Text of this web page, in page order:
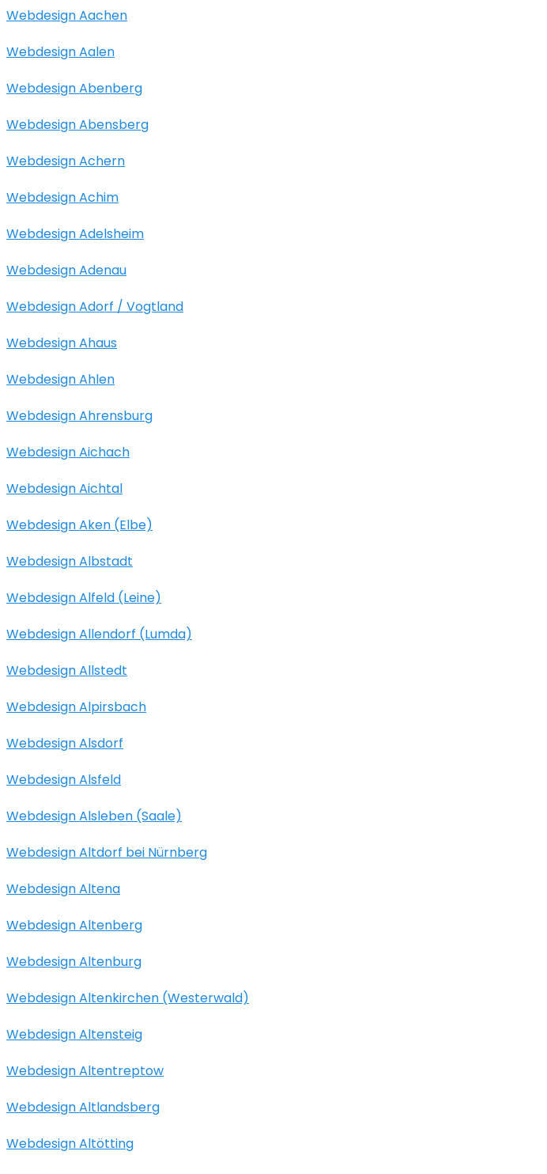
Webdesign Aachen
Webdesign Aalen
Webdesign Abenberg
Webdesign Abensberg
Webdesign Achern
Webdesign Achim
Webdesign Adelsheim
Webdesign Adenau
Webdesign Adorf / Vogtland
Webdesign Ahaus
Webdesign Ahlen
Webdesign Ahrensburg
Webdesign Aichach
Webdesign Aichtal
Webdesign Aken (Elbe)
Webdesign Albstadt
Webdesign Alfeld (Leine)
Webdesign Allendorf (Lumda)
Webdesign Allstedt
Webdesign Alpirsbach
Webdesign Alsdorf
Webdesign Alsfeld
Webdesign Alsleben (Saale)
Webdesign Altdorf bei Nürnberg
Webdesign Altena
Webdesign Altenberg
Webdesign Altenburg
Webdesign Altenkirchen (Westerwald)
Webdesign Altensteig
Webdesign Altentreptow
Webdesign Altlandsberg
Webdesign Altötting